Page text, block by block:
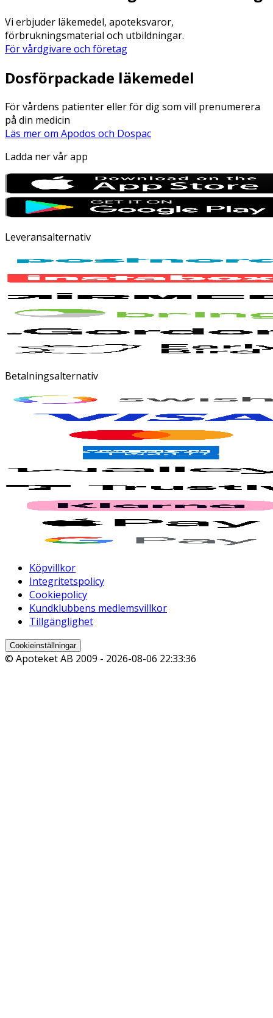
Vi erbjuder läkemedel, apoteksvaror,
förbrukningsmaterial och utbildningar.
För vårdgivare och företag
Dosförpackade läkemedel
För vårdens patienter eller för dig som vill prenumerera
på din medicin
Läs mer om Apodos och Dospac
Ladda ner vår app
Leveransalternativ
Betalningsalternativ
Köpvillkor
Integritetspolicy
Cookiepolicy
Kundklubbens medlemsvillkor
Tillgänglighet
Cookieinställningar
© Apoteket AB 2009 - 2026-08-06 22:33:36